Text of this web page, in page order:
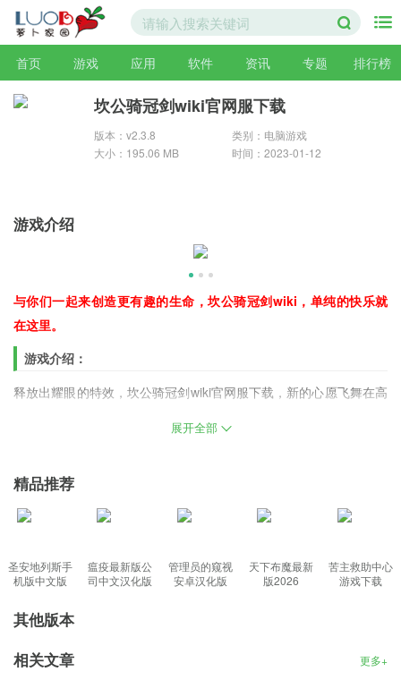
首页 游戏 应用 软件 资讯 专题 排行榜
坎公骑冠剑wiki官网服下载
版本：v2.3.8
类别：电脑游戏
大小：195.06 MB
时间：2023-01-12
游戏介绍
与你们一起来创造更有趣的生命，坎公骑冠剑wiki，单纯的快乐就
在这里。
游戏介绍：
释放出耀眼的特效，坎公骑冠剑wiki官网服下载，新的心愿飞舞在高
戏世界的隐藏层面，给玩家享受每一次突破的快感，各种刺激和解
丰富内容：
你进行后续的自由闯关冒险，决定要练的装备后就把它升到五星，
法的趣味性，同一个舞台上与不同的角色竞争，让拼搏精神激励玩
展开全部
精品推荐
圣安地列斯手
机版中文版
瘟疫最新版公
司中文汉化版
管理员的窥视
安卓汉化版
天下布魔最新
版2026
苦主救助中心
游戏下载
其他版本
相关文章
更多+